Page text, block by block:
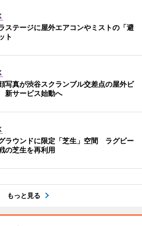
ステージに屋外エアコンやミストの「避
ト
写真が渋谷スクランブル交差点の屋外ビ
新サービス始動へ
ラウンドに限定「芝生」空間 ラグビー
の芝生を再利用
もっと見る